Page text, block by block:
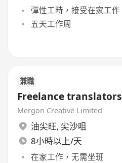
彈性工時，接受在家工作
五天工作周
兼職
Freelance translators
Mergon Creative Limited
油尖旺, 尖沙咀
8小時以上/天
在家工作，无需坐班